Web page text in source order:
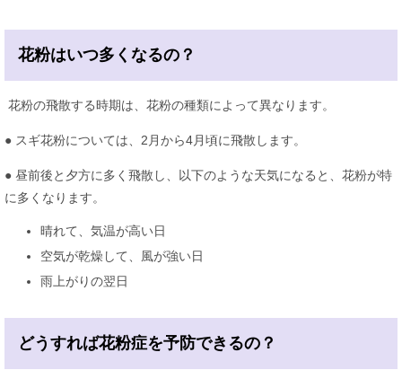
花粉はいつ多くなるの？
花粉の飛散する時期は、花粉の種類によって異なります。
● スギ花粉については、2月から4月頃に飛散します。
● 昼前後と夕方に多く飛散し、以下のような天気になると、花粉が特
に多くなります。
晴れて、気温が高い日
空気が乾燥して、風が強い日
雨上がりの翌日
どうすれば花粉症を予防できるの？